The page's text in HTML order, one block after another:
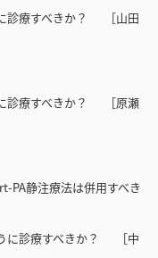
診療すべきか？ ［山田
診療すべきか？ ［原瀬
静注療法は併用すべき
に診療すべきか？ ［中